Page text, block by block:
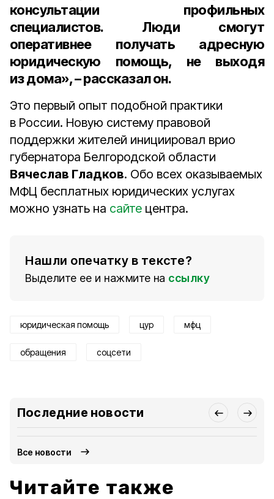
консультации профильных
специалистов. Люди смогут
оперативнее получать адресную
юридическую помощь, не выходя
из дома», – рассказал он.
Это первый опыт подобной практики
в России. Новую систему правовой
поддержки жителей инициировал врио
губернатора Белгородской области
Вячеслав Гладков. Обо всех оказываемых
МФЦ бесплатных юридических услугах
можно узнать на сайте центра.
Нашли опечатку в тексте?
Выделите ее и нажмите на ссылку
юридическая помощь цур мфц
обращения соцсети
Последние новости
Все новости
Читайте также